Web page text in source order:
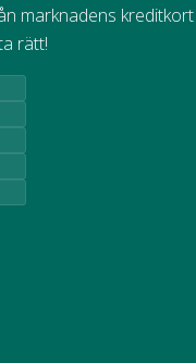
marknadens
rätt!